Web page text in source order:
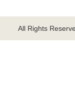
All Rights